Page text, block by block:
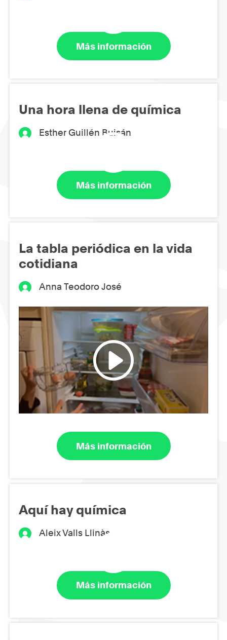
Más información
Una hora llena de química
Esther Guillén Buisán
Más información
La tabla periódica en la vida
cotidiana
Anna Teodoro José
Más información
Aquí hay química
Aleix Valls Llinàs
Más información